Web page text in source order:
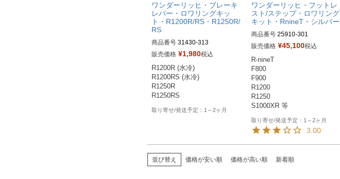
ワンダーリッヒ・ブレーキ
レバー・ロワリングキッ
ト・R1200R/RS・R1250R/
RS
商品番号 31430-313
https://www.wunderlich.de/shop/
ics-comfort/footrests-brake-and-
gear-lever/wunderlich-lower-foot
rests-ergo-comfort-25910-301.ht
ml
販売価格 ¥1,980税込
R1200R (水冷)
R1200RS (水冷)
R1250R
1～2ヶ月
ワンダーリッヒ・フットレ
スト/ステップ・ロワリング
キット・RnineT・シルバー
商品番号 25910-301
https://www.wunderlich.de/shop/
ics-comfort/footrests-brake-and-
gear-lever/wunderlich-lower-foot
rests-ergo-comfort-25910-301.ht
ml
販売価格 ¥45,100税込
R-nineT
F800
F900
R1200
R1250
S1000XR 等
1～2ヶ月
3.00
並び替え 価格が安い順 価格が高い順 新着順